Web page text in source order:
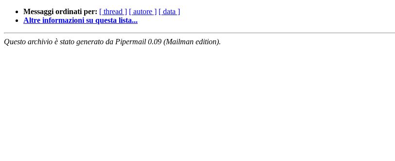
Messaggi ordinati per: [ thread ] [ autore ] [ data ]
Altre informazioni su questa lista...
Questo archivio è stato generato da Pipermail 0.09 (Mailman edition).